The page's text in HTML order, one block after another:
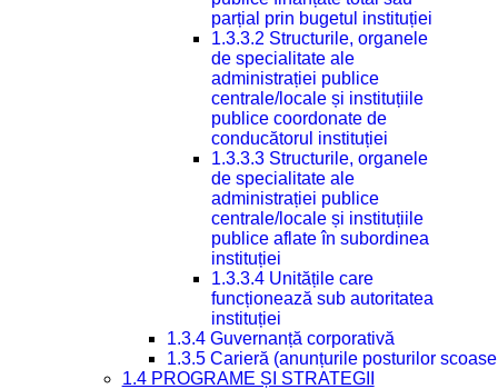
parțial prin bugetul instituției
1.3.3.2 Structurile, organele
de specialitate ale
administrației publice
centrale/locale și instituțiile
publice coordonate de
conducătorul instituției
1.3.3.3 Structurile, organele
de specialitate ale
administrației publice
centrale/locale și instituțiile
publice aflate în subordinea
instituției
1.3.3.4 Unitățile care
funcționează sub autoritatea
instituției
1.3.4 Guvernanță corporativă
1.3.5 Carieră (anunțurile posturilor
1.4 PROGRAME ȘI STRATEGII